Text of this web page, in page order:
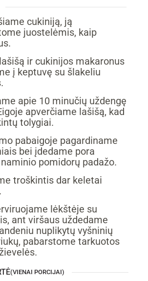
cukiniją, ją
juostelėmis, kaip
ir cukinijos makaronus
į keptuvę su šlakeliu
apie 10 minučių uždengę
apverčiame lašišą, kad
tolygiai.
pabaigoje pagardiname
bei įdedame pora
pomidorų padažo.
troškintis dar keletai
lėkštėje su
ant viršaus uždedame
nuplikytų vyšninių
pabarstome tarkuotos
(VIENAI PORCIJAI)